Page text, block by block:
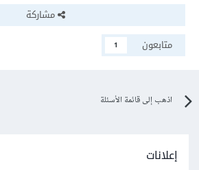
مشاركة
متابعون
1
اذهب إلى قائمة الأسئلة
إعلانات